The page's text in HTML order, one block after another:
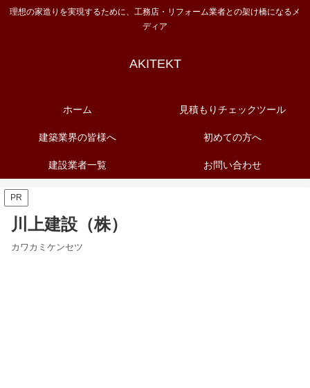
理想の家造りを実現するために、工務店・リフォーム業者との架け橋になるメ
ディア
AKITEKT
ホーム 見積もりチェックツール
建築業界の皆様へ 初めての方へ
建設業者一覧 お問い合わせ
PR
川上建設（株）
カワカミケンセツ